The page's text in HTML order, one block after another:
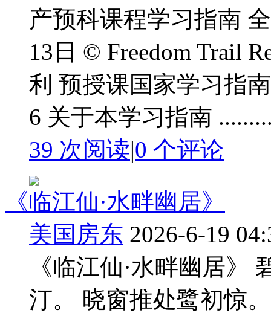
产预科课程学习指南
13日 © Freedom Trail
利 预授课国家学习指
6 关于本学习指南
39 次阅读|0 个评论
《临江仙·水畔幽居》
美国房东 2026-6-19
《临江仙·水畔幽居》
汀。 晓窗推处鹭初惊